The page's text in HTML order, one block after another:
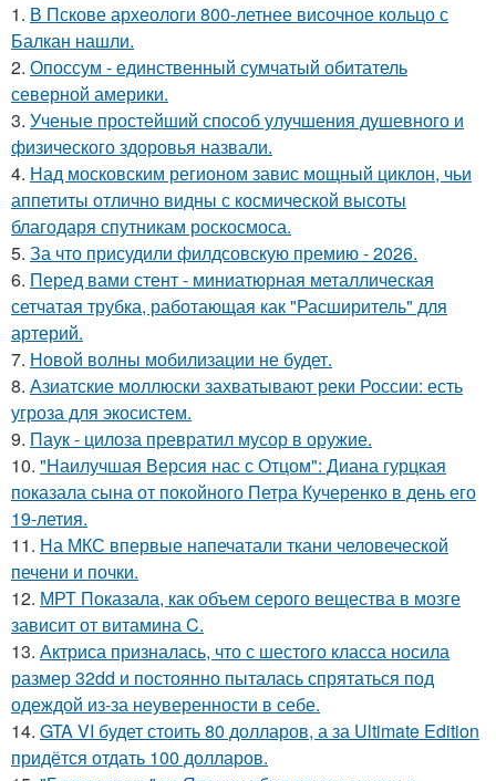
1. В Пскове археологи 800-летнее височное кольцо с
Балкан нашли.
2. Опоссум - единственный сумчатый обитатель
северной америки.
3. Ученые простейший способ улучшения душевного и
физического здоровья назвали.
4. Над московским регионом завис мощный циклон, чьи
аппетиты отлично видны с космической высоты
благодаря спутникам роскосмоса.
5. За что присудили филдсовскую премию - 2026.
6. Перед вами стент - миниатюрная металлическая
сетчатая трубка, работающая как "Расширитель" для
артерий.
7. Новой волны мобилизации не будет.
8. Азиатские моллюски захватывают реки России: есть
угроза для экосистем.
9. Паук - цилоза превратил мусор в оружие.
10. "Наилучшая Версия нас с Отцом": Диана гурцкая
показала сына от покойного Петра Кучеренко в день его
19-летия.
11. На МКС впервые напечатали ткани человеческой
печени и почки.
12. МРТ Показала, как объем серого вещества в мозге
зависит от витамина C.
13. Актриса призналась, что с шестого класса носила
размер 32dd и постоянно пыталась спрятаться под
одеждой из-за неуверенности в себе.
14. GTA VI будет стоить 80 долларов, а за Ultimate Edition
придётся отдать 100 долларов.